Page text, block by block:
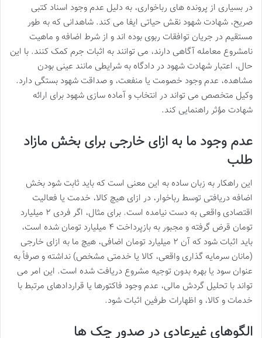
در بسیاری از پرونده های رباخواری، به دلیل عدم وجود اسناد کتبی
صریح، شهادت شهود نقش حیاتی ایفا می کند. شاهدانی که به طور
مستقیم در جریان توافقات ربوی بوده اند و از شرط اضافه و ماهیت
نامشروع معامله آگاهی دارند، می توانند به اثبات جرم کمک کنند. با این
حال، اعتبار شهادت شهود در دادگاه به شرایطی مانند عینی بودن
مشاهده، عدم وجود خصومت یا منفعت، و صداقت شهود بستگی دارد.
وکیل متخصص می تواند در انتخاب و آماده سازی شهود برای ارائه
شهادت مؤثر راهنمایی کند.
عدم وجود ما به ازای خارجی برای بخش مازاد
طلب
این راهکار به زبان ساده به این معنی است که باید ثابت شود بخش
اضافه دریافتی توسط رباخوار، در ازای هیچ کالا، خدمت یا فعالیت
اقتصادی واقعی به دست نیامده است. برای مثال، اگر فردی ۲ میلیارد
تومان قرض گرفته و مجبور به بازپرداخت ۴ میلیارد تومان شده است،
باید اثبات شود که آن ۲ میلیارد تومان اضافی، هیچ ما به ازای خارجی
(مانان سرمایه گذاری واقعی، کالا یا خدمتی مشخص) نداشته و صرفاً به
عنوان سود یا بهره بدون توجیه مشروع دریافت شده است. این امر می
تواند با تحلیل گردش مالی، عدم وجود فاکتورها یا قراردادهای مرتبط با
خدمات و کالا، و اظهارات طرفین اثبات شود.
الگوهای غیرعادی در صدور چک ها